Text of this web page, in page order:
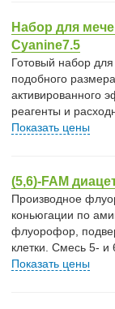
Набор для
Cyanine7.5
Готовый набор
подобного
активированного
реагенты и
Показать цены
(5,6)-FAM
Производное
коньюгации по
флуорофор,
клетки. Смесь 5- и
Показать цены